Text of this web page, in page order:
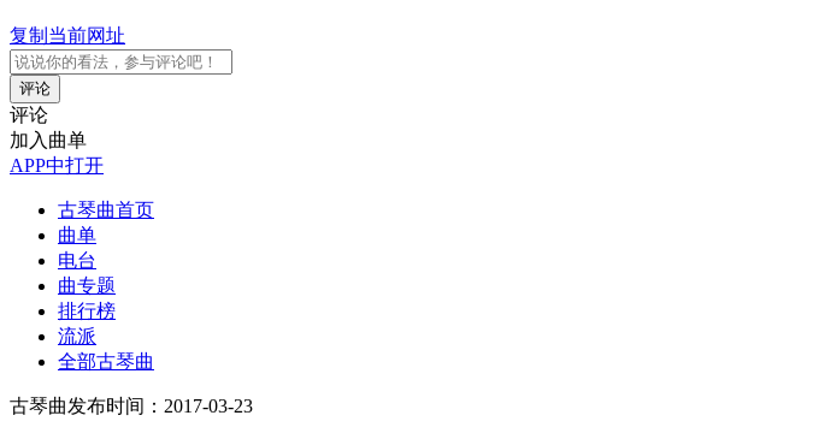
复制当前网址
评论
评论
加入曲单
APP中打开
古琴曲首页
曲单
电台
曲专题
排行榜
流派
全部古琴曲
古琴曲发布时间：2017-03-23